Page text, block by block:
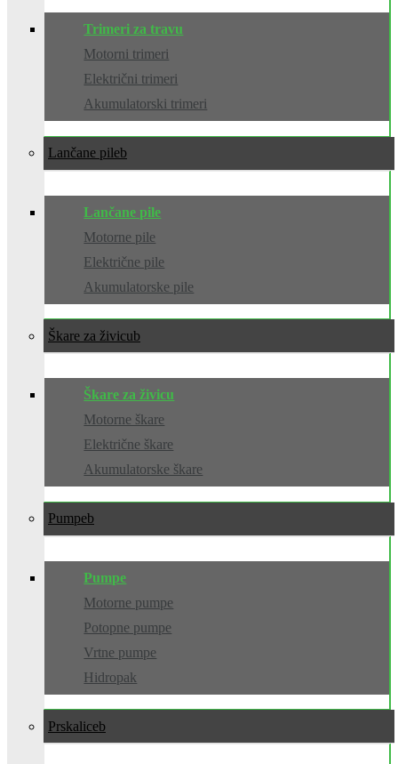
Trimeri za travu
Motorni trimeri
Električni trimeri
Akumulatorski trimeri
Lančane pile
Lančane pile
Motorne pile
Električne pile
Akumulatorske pile
Škare za živicu
Škare za živicu
Motorne škare
Električne škare
Akumulatorske škare
Pumpe
Pumpe
Motorne pumpe
Potopne pumpe
Vrtne pumpe
Hidropak
Prskalice